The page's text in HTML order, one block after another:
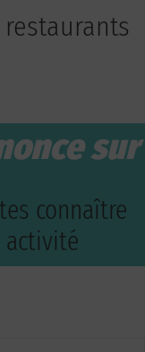
sur
connaître
activité